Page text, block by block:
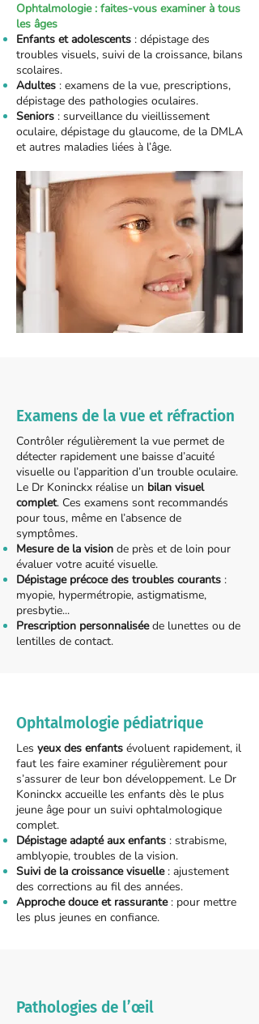
Ophtalmologie : faites-vous examiner à tous
les âges
Enfants et adolescents : dépistage des
troubles visuels, suivi de la croissance, bilans
scolaires.
Adultes : examens de la vue, prescriptions,
dépistage des pathologies oculaires.
Seniors : surveillance du vieillissement
oculaire, dépistage du glaucome, de la DMLA
et autres maladies liées à l’âge.
Examens de la vue et réfraction
Contrôler régulièrement la vue permet de
détecter rapidement une baisse d’acuité
visuelle ou l’apparition d’un trouble oculaire.
Le Dr Koninckx réalise un bilan visuel
complet. Ces examens sont recommandés
pour tous, même en l’absence de
symptômes.
Mesure de la vision de près et de loin pour
évaluer votre acuité visuelle.
Dépistage précoce des troubles courants :
myopie, hypermétropie, astigmatisme,
presbytie...
Prescription personnaliséede lunettes ou de
lentilles de contact.
Ophtalmologie pédiatrique
Les yeux des enfants évoluent rapidement, il
faut les faire examiner régulièrement pour
s’assurer de leur bon développement. Le Dr
Koninckx accueille les enfants dès le plus
jeune âge pour un suivi ophtalmologique
complet.
Dépistage adapté aux enfants : strabisme,
amblyopie, troubles de la vision.
Suivi de la croissance visuelle : ajustement
des corrections au fil des années.
Approche douce et rassurante: pour mettre
les plus jeunes en confiance.
Pathologies de l’œil